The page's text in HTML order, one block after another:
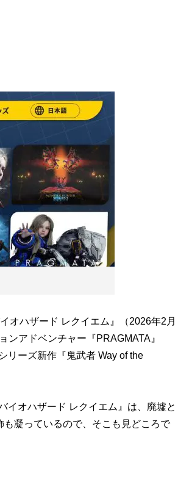
オハザード レクイエム』（2026年2月
アドベンチャー『PRAGMATA』
リーズ新作『鬼武者 Way of the
オハザード レクイエム』は、廃墟と
凝っているので、そこも見どころで